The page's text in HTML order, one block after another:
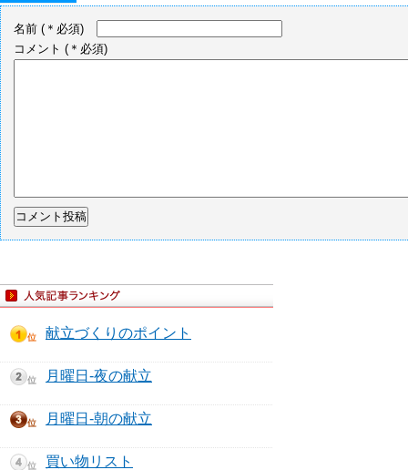
名前 (＊必須)
コメント (＊必須)
献立づくりのポイント
月曜日-夜の献立
月曜日-朝の献立
買い物リスト